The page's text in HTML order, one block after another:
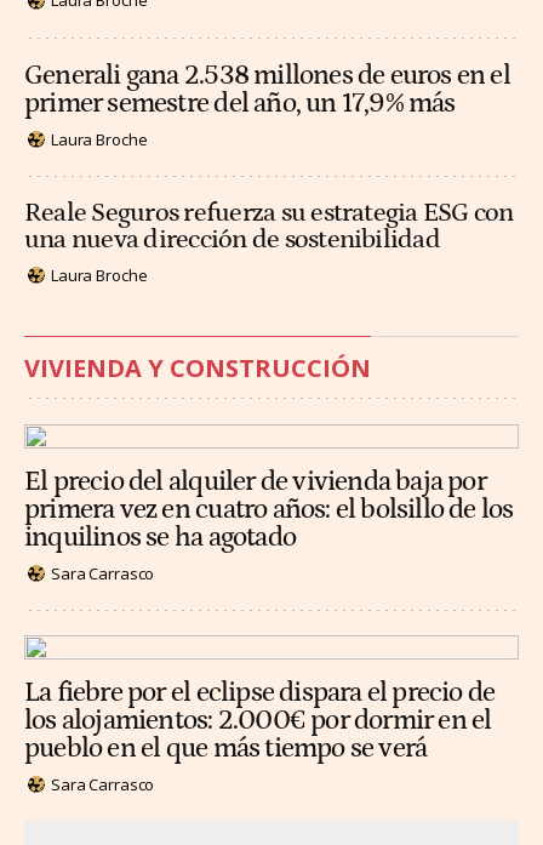
Generali gana 2.538 millones de euros en el
primer semestre del año, un 17,9% más
Laura Broche
Reale Seguros refuerza su estrategia ESG con
una nueva dirección de sostenibilidad
Laura Broche
VIVIENDA Y CONSTRUCCIÓN
El precio del alquiler de vivienda baja por
primera vez en cuatro años: el bolsillo de los
inquilinos se ha agotado
Sara Carrasco
La fiebre por el eclipse dispara el precio de
los alojamientos: 2.000€ por dormir en el
pueblo en el que más tiempo se verá
Sara Carrasco